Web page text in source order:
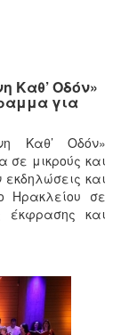
Καθ’ Οδόν»
για
Καθ’ Οδόν»
μικρούς και
και
Ηρακλείου σε
έκφρασης και